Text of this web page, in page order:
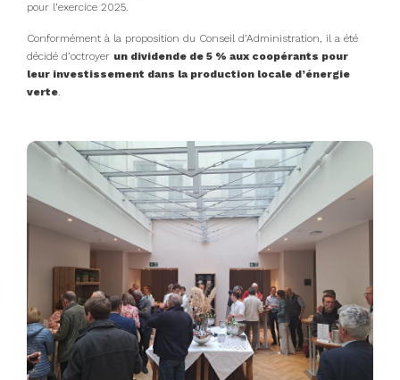
pour l’exercice 2025.
Conformément à la proposition du Conseil d’Administration, il a été
décidé d’octroyer un dividende de 5 % aux coopérants pour
leur investissement dans la production locale d’énergie
verte.